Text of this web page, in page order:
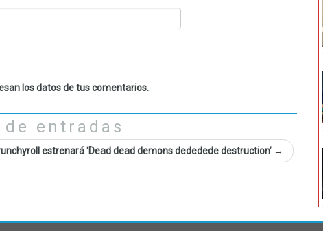
los datos de tus comentarios.
de entradas
estrenará ‘Dead dead demons dededede destruction’ →